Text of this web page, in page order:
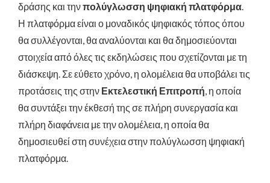
δράσης και τηνπολύγλωσση ψηφιακή πλατφόρμα.
Η πλατφόρμα είναι ο μοναδικός ψηφιακός τόπος όπου
θα συλλέγονται, θα αναλύονται και θα δημοσιεύονται
στοιχεία από όλες τις εκδηλώσεις που σχετίζονται με τη
διάσκεψη. Σε εύθετο χρόνο, η ολομέλεια θα υποβάλει τις
προτάσεις της στην Εκτελεστική Επιτροπή, η οποία
θα συντάξει την έκθεσή της σε πλήρη συνεργασία και
πλήρη διαφάνεια με την ολομέλεια, η οποία θα
δημοσιευθεί στη συνέχεια στην πολύγλωσση ψηφιακή
πλατφόρμα.